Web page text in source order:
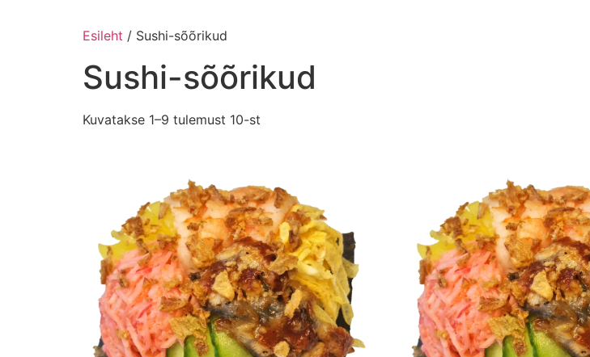
Esileht / Sushi-sõõrikud
Sushi-sõõrikud
Kuvatakse 1–9 tulemust 10-st